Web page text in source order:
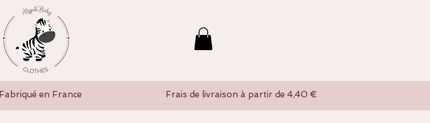
Fabriqué en France Frais de livraison à partir de 4,40 €